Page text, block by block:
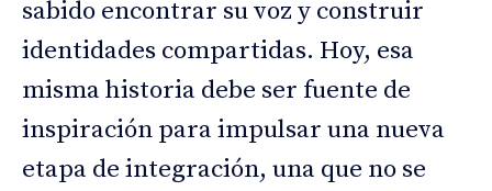
sabido encontrar su voz y construir
identidades compartidas. Hoy, esa
misma historia debe ser fuente de
inspiración para impulsar una nueva
etapa de integración, una que no se